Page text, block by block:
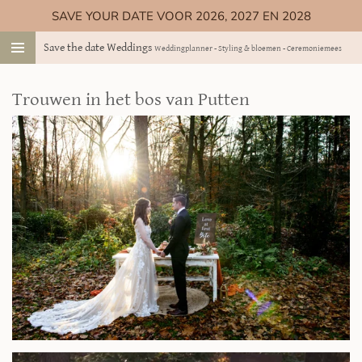
direct
naar
hoofdinhoud
Save the date Weddings Weddingplanner - Styling & bloemen - Ceremoniemeester
SAVE YOUR DATE VOOR 2026, 2027 EN 2028
Trouwen in het bos van Putten